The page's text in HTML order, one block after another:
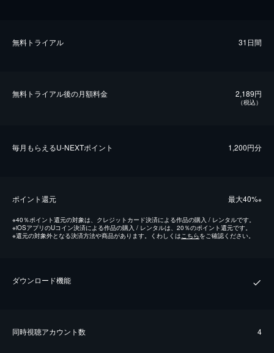
無料トライアル 31日間
無料トライアル後の⽉額料金 2,189円
（税込）
毎⽉もらえるU-NEXTポイント 1,200円分
ポイント還元 最⼤40%※
※40％ポイント還元の対象は、クレジットカード決済による作品の購入 / レンタルです。
※iOSアプリのUコイン決済による作品の購入 / レンタルは、20％のポイント還元です。
※還元の対象外となる決済方法や商品があります。くわしくはこちらをご確認ください。
ダウンロード機能
同時視聴アカウント数 4